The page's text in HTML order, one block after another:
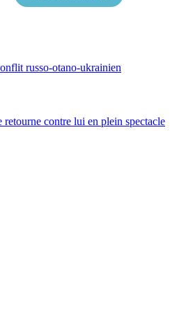
russo-otano-ukrainien
retourne contre lui en plein spectacle